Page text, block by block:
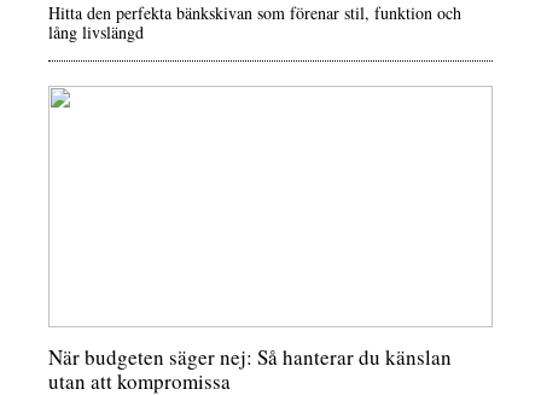
Hitta den perfekta bänkskivan som förenar stil, funktion och
lång livslängd
När budgeten säger nej: Så hanterar du känslan
utan att kompromissa